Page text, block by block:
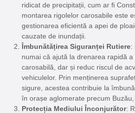
ridicat de precipitații, cum ar fi
montarea rigolelor carosabile este
gestionarea eficientă a apei de
cauzate de inundații.
Îmbunătățirea Siguranței Rutiere:
numai că ajută la drenarea rapidă
carosabilă, dar și reduc riscul de
vehiculelor. Prin menținerea
sigure, acestea contribuie la
în orașe aglomerate precum Buzău,
Protecția Mediului Înconjurător: